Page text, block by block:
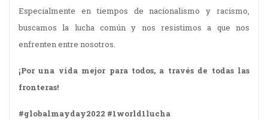
Especialmente en tiempos de nacionalismo y racismo,
buscamos la lucha común y nos resistimos a que nos
enfrenten entre nosotros.
¡Por una vida mejor para todos, a través de todas las
fronteras!
#globalmayday2022 #1world1lucha